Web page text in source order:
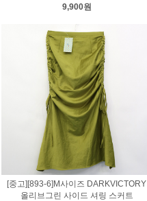
9,900원
[중고][893-6]M사이즈 DARKVICTORY
올리브그린 사이드 셔링 스커트